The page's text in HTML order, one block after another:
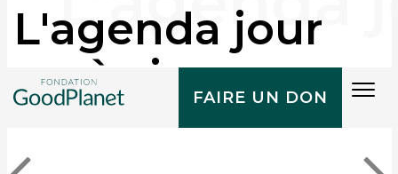
FAIRE UN DON
L'agenda jour
après jour